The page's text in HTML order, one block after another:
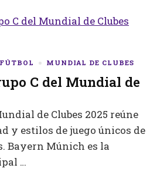
FÚTBOL MUNDIAL DE CLUBES
C del Mundial de
de Clubes 2025 reúne
y estilos de juego únicos de
Bayern Múnich es la
…